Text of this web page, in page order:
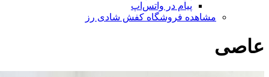
پیام در واتس‌اپ
مشاهده فروشگاه کفش شادی رز
عاصی